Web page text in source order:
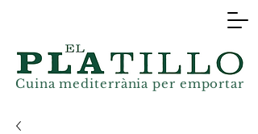
Cuina mediterràniaper emportar